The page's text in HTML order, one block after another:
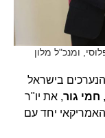
ומנכ"ל מלון
בישראל
חמי גור, את יו"ר
יחד עם